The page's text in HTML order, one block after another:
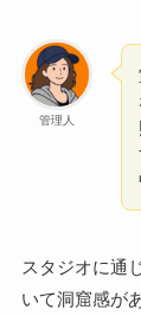
管理人
スタジオに通
いて洞窟感が